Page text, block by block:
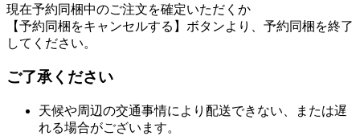
現在予約同梱中のご注文を確定いただくか
【予約同梱をキャンセルする】ボタンより、予約同梱を終了
してください。
ご了承ください
天候や周辺の交通事情により配送できない、または遅
れる場合がございます。